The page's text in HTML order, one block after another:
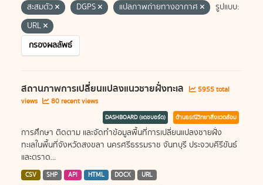
สะสมตัว
DGPS แปลภาพถ่ายทางอากาศ
รูปแบบ:
URL
กรองผลลัพธ์
สถานภาพการเปลี่ยนแปลงแนวชายฝั่งทะเล
5955 total
views
80 recent views
DASHBOARD (แดชบอร์ด) ด้านธรณีวิทยาสิ่งแวดล้อม
การศึกษา ติดตาม และจัดทำข้อมูลพื้นที่การเปลี่ยนแปลงชายฝั่ง
ทะเลในพื้นที่จังหวัดสงขลา นครศรีธรรมราช จันทบุรี ประจวบคีรีขันธ์
และตราด...
CSV SHP API HTML DOCX URL